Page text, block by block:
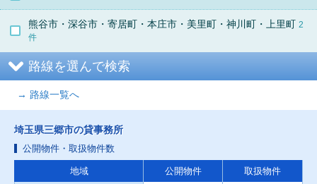
熊谷市・深谷市・寄居町・本庄市・美里町・神川町・上里町 2
件
路線を選んで検索
→ 路線一覧へ
埼玉県三郷市の貸事務所
公開物件・取扱物件数
地域 公開物件
取扱物件